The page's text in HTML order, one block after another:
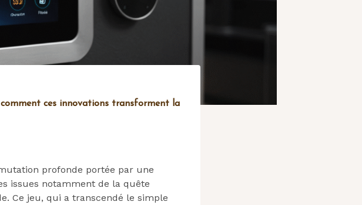
ces innovations transforment la
profonde portée par une
issues notamment de la quête
Ce jeu, qui a transcendé le simple